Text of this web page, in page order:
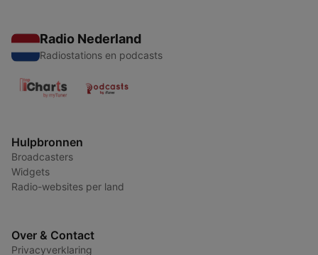
Radio Nederland
Radiostations en podcasts
Hulpbronnen
Broadcasters
Widgets
Radio-websites per land
Over & Contact
Privacyverklaring